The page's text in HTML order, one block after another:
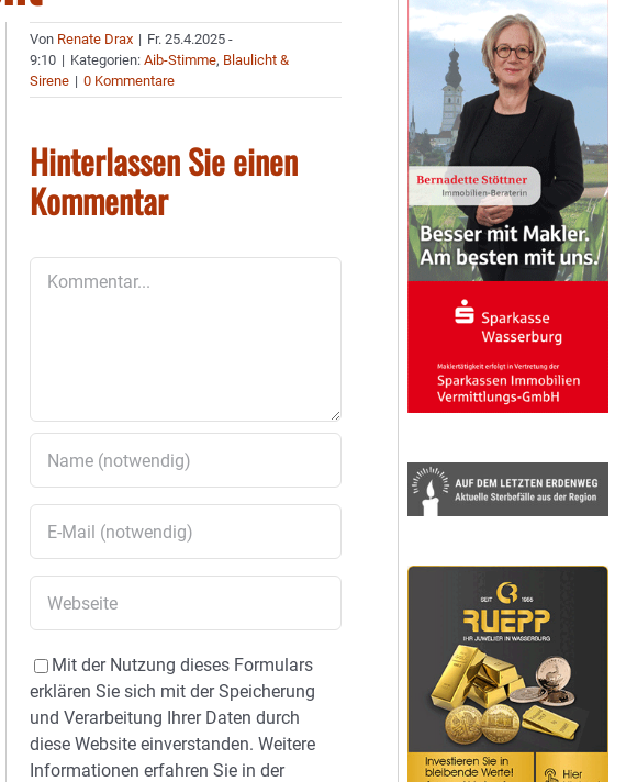
Von Renate Drax | Fr. 25.4.2025 -
9:10 | Kategorien:Aib-Stimme, Blaulicht &
Sirene | 0 Kommentare
Hinterlassen Sie einen
Kommentar
Mit der Nutzung dieses Formulars
erklären Sie sich mit der Speicherung
und Verarbeitung Ihrer Daten durch
diese Website einverstanden. Weitere
Informationen erfahren Sie in der